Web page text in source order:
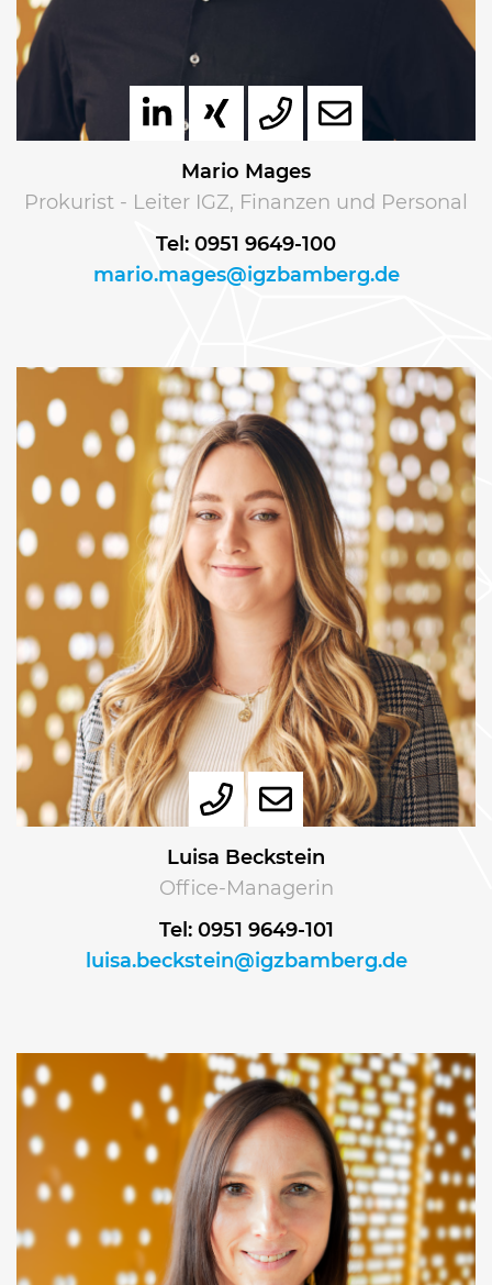
Mario Mages
Prokurist - Leiter IGZ, Finanzen und Personal
Tel: 0951 9649-100
mario.mages@igzbamberg.de
Luisa Beckstein
Office-Managerin
Tel: 0951 9649-101
luisa.beckstein@igzbamberg.de